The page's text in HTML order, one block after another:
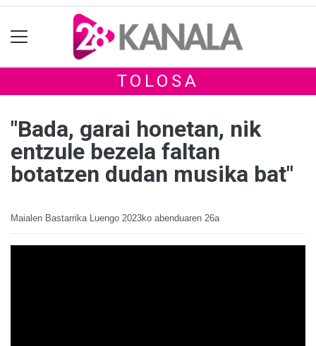
TOLOSA
"Bada, garai honetan, nik
entzule bezela faltan
botatzen dudan musika bat"
Maialen Bastarrika Luengo 2023ko abenduaren 26a